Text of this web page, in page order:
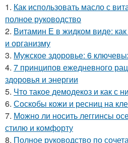
1. Как использовать масло с
полное руководство
2. Витамин Е в жидком виде:
и организму
3. Мужское здоровье: 6
4. 7 принципов ежедневного
здоровья и энергии
5. Что такое демодекоз и как с
6. Соскобы кожи и ресниц на
7. Можно ли носить леггинсы
стилю и комфорту
8. Полное руководство по